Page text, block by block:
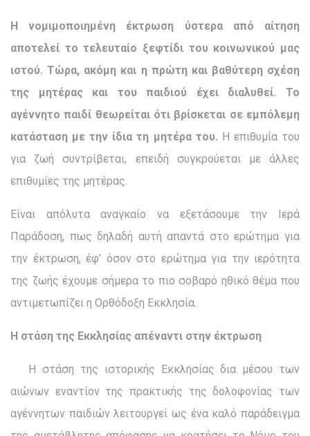
Η νομιμοποιημένη έκτρωση ύστερα από αίτηση
αποτελεί το τελευταίο ξεφτίδι του κοινωνικού μας
ιστού. Τώρα, ακόμη και η πρώτη και βαθύτερη σχέση
της μητέρας και του παιδιού έχει δια­λυθεί.
Το
αγέννητο παιδί θεωρείται ότι βρίσκεται σε εμπόλεμη
κατάσταση με την ίδια τη μητέρα του. Η επιθυμία του
για ζωή συντρίβεται, επειδή συγκρούεται με άλλες
επιθυμίες της μητέρας.
Είναι απόλυτα αναγκαίο να εξετάσουμε την Ιερά
Παράδοση, πως δηλαδή αυτή απαντά στο ερώτημα για
την έκτρωση, έφ’ όσον στο ερώτημα για την ιερότητα
της ζωής έχουμε σήμερα το πιο σο­βαρό ηθικό θέμα που
αντιμετωπίζει η Ορθόδοξη Εκκλησία.
Η στάση της Εκκλησίας απέναντι στην έκτρωση
Η στάση της ιστορικής Εκκλησίας δια μέσου των
αιώνων εναντίον της πρακτικής της δολοφονίας των
αγέννητων παιδιών λειτουργεί ως ένα καλό παράδειγμα